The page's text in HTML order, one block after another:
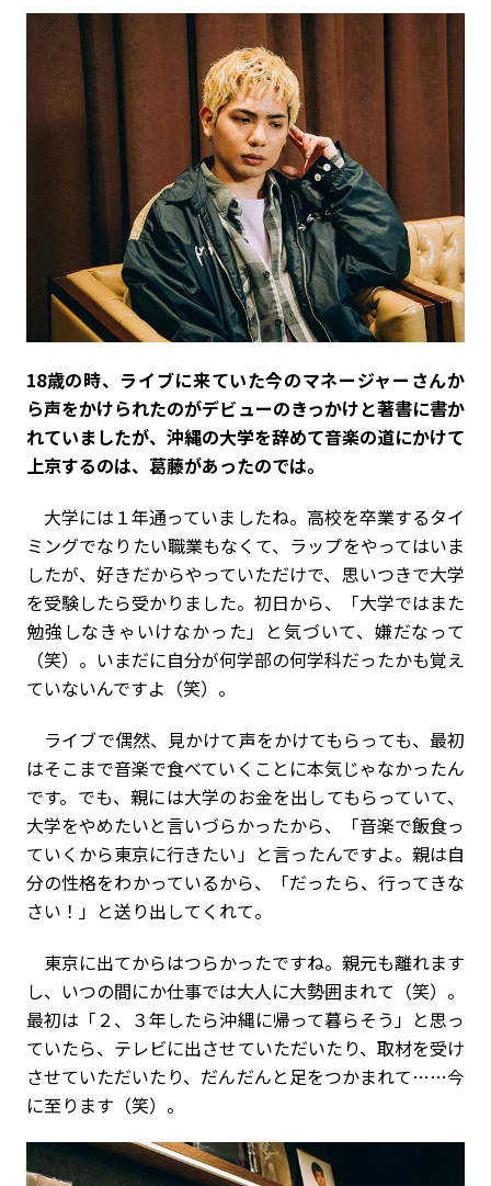
――18歳の時、ライブに来ていた今のマネージャーさんか
ら声をかけられたのがデビューのきっかけと著書に書か
れていましたが、沖縄の大学を辞めて音楽の道にかけて
上京するのは、葛藤があったのでは。
大学には１年通っていましたね。高校を卒業するタイ
ミングでなりたい職業もなくて、ラップをやってはいま
したが、好きだからやっていただけで、思いつきで大学
を受験したら受かりました。初日から、「大学ではまた
勉強しなきゃいけなかった」と気づいて、嫌だなって
（笑）。いまだに自分が何学部の何学科だったかも覚え
ていないんですよ（笑）。
ライブで偶然、見かけて声をかけてもらっても、最初
はそこまで音楽で食べていくことに本気じゃなかったん
です。でも、親には大学のお金を出してもらっていて、
大学をやめたいと言いづらかったから、「音楽で飯食っ
ていくから東京に行きたい」と言ったんですよ。親は自
分の性格をわかっているから、「だったら、行ってきな
さい！」と送り出してくれて。
東京に出てからはつらかったですね。親元も離れます
し、いつの間にか仕事では大人に大勢囲まれて（笑）。
最初は「２、３年したら沖縄に帰って暮らそう」と思っ
ていたら、テレビに出させていただいたり、取材を受け
させていただいたり、だんだんと足をつかまれて……今
に至ります（笑）。